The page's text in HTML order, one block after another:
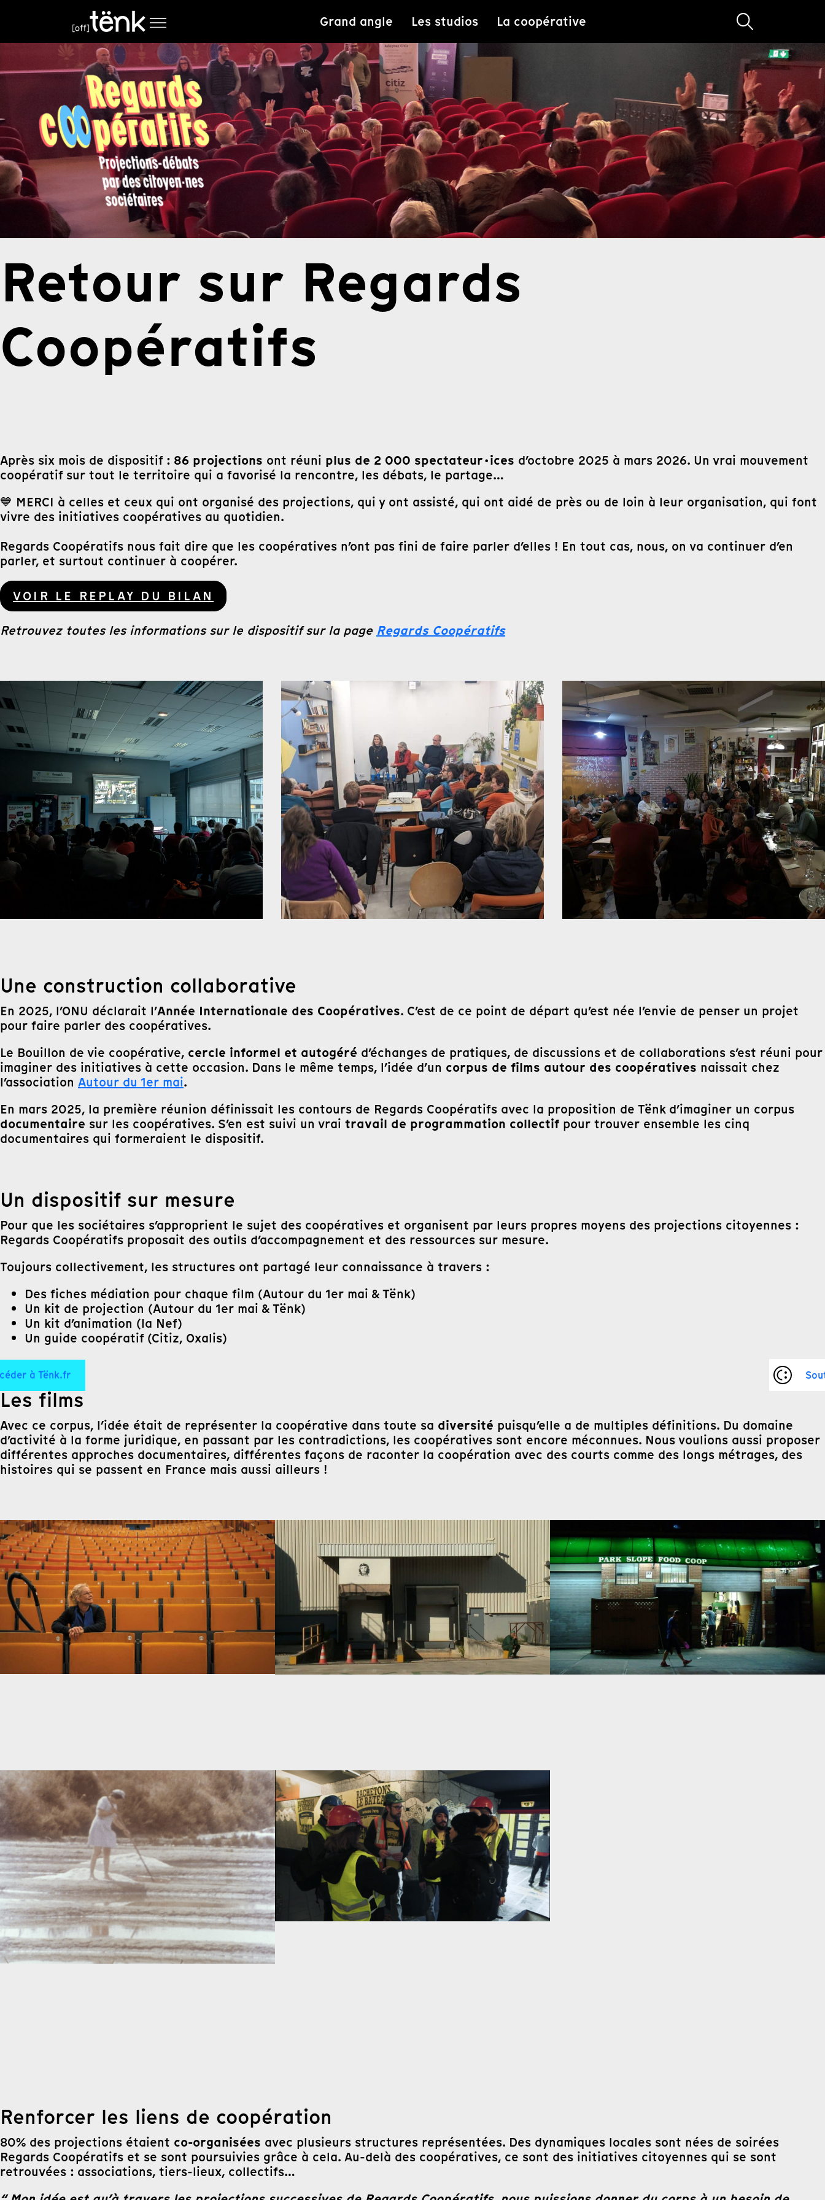
Grand angle Les studios La coopérative
à Tënk.fr
Retour sur Regards
Coopératifs
Après six mois de dispositif : 86 projections ont réuni plus de 2 000 spectateur·ices d’octobre 2025 à mars 2026. Un vrai mouvement
coopératif sur tout le territoire qui a favorisé la rencontre, les débats, le partage…
💙 MERCI à celles et ceux qui ont organisé des projections, qui y ont assisté, qui ont aidé de près ou de loin à leur organisation, qui font
vivre des initiatives coopératives au quotidien.
Regards Coopératifs nous fait dire que les coopératives n’ont pas fini de faire parler d’elles ! En tout cas, nous, on va continuer d’en
parler, et surtout continuer à coopérer.
VOIR LE REPLAY DU BILAN
Retrouvez toutes les informations sur le dispositif sur la pageRegards Coopératifs
Une construction collaborative
En 2025, l’ONU déclarait l’Année Internationale des Coopératives. C’est de ce point de départ qu’est née l’envie de penser un projet
pour faire parler des coopératives.
Le Bouillon de vie coopérative, cercle informel et autogéré d’échanges de pratiques, de discussions et de collaborations s’est réuni pour
imaginer des initiatives à cette occasion. Dans le même temps, l’idée d’un corpus de films autour des coopératives naissait chez
l’association Autour du 1er mai.
En mars 2025, la première réunion définissait les contours de Regards Coopératifs avec la proposition de Tënk d’imaginer un corpus
documentaire sur les coopératives. S’en est suivi un vrai travail de programmation collectif pour trouver ensemble les cinq
documentaires qui formeraient le dispositif.
Un dispositif sur mesure
Pour que les sociétaires s’approprient le sujet des coopératives et organisent par leurs propres moyens des projections citoyennes :
Regards Coopératifs proposait des outils d’accompagnement et des ressources sur mesure.
Toujours collectivement, les structures ont partagé leur connaissance à travers :
Des fiches médiation pour chaque film (Autour du 1er mai & Tënk)
Un kit de projection (Autour du 1er mai & Tënk)
Un kit d’animation (la Nef)
Un guide coopératif (Citiz, Oxalis)
Les films
Avec ce corpus, l’idée était de représenter la coopérative dans toute sa diversité puisqu’elle a de multiples définitions. Du domaine
d’activité à la forme juridique, en passant par les contradictions, les coopératives sont encore méconnues. Nous voulions aussi proposer
différentes approches documentaires, différentes façons de raconter la coopération avec des courts comme des longs métrages, des
histoires qui se passent en France mais aussi ailleurs !
Renforcer les liens de coopération
80% des projections étaient co-organisées avec plusieurs structures représentées. Des dynamiques locales sont nées de soirées
Regards Coopératifs et se sont poursuivies grâce à cela. Au-delà des coopératives, ce sont des initiatives citoyennes qui se sont
retrouvées : associations, tiers-lieux, collectifs…